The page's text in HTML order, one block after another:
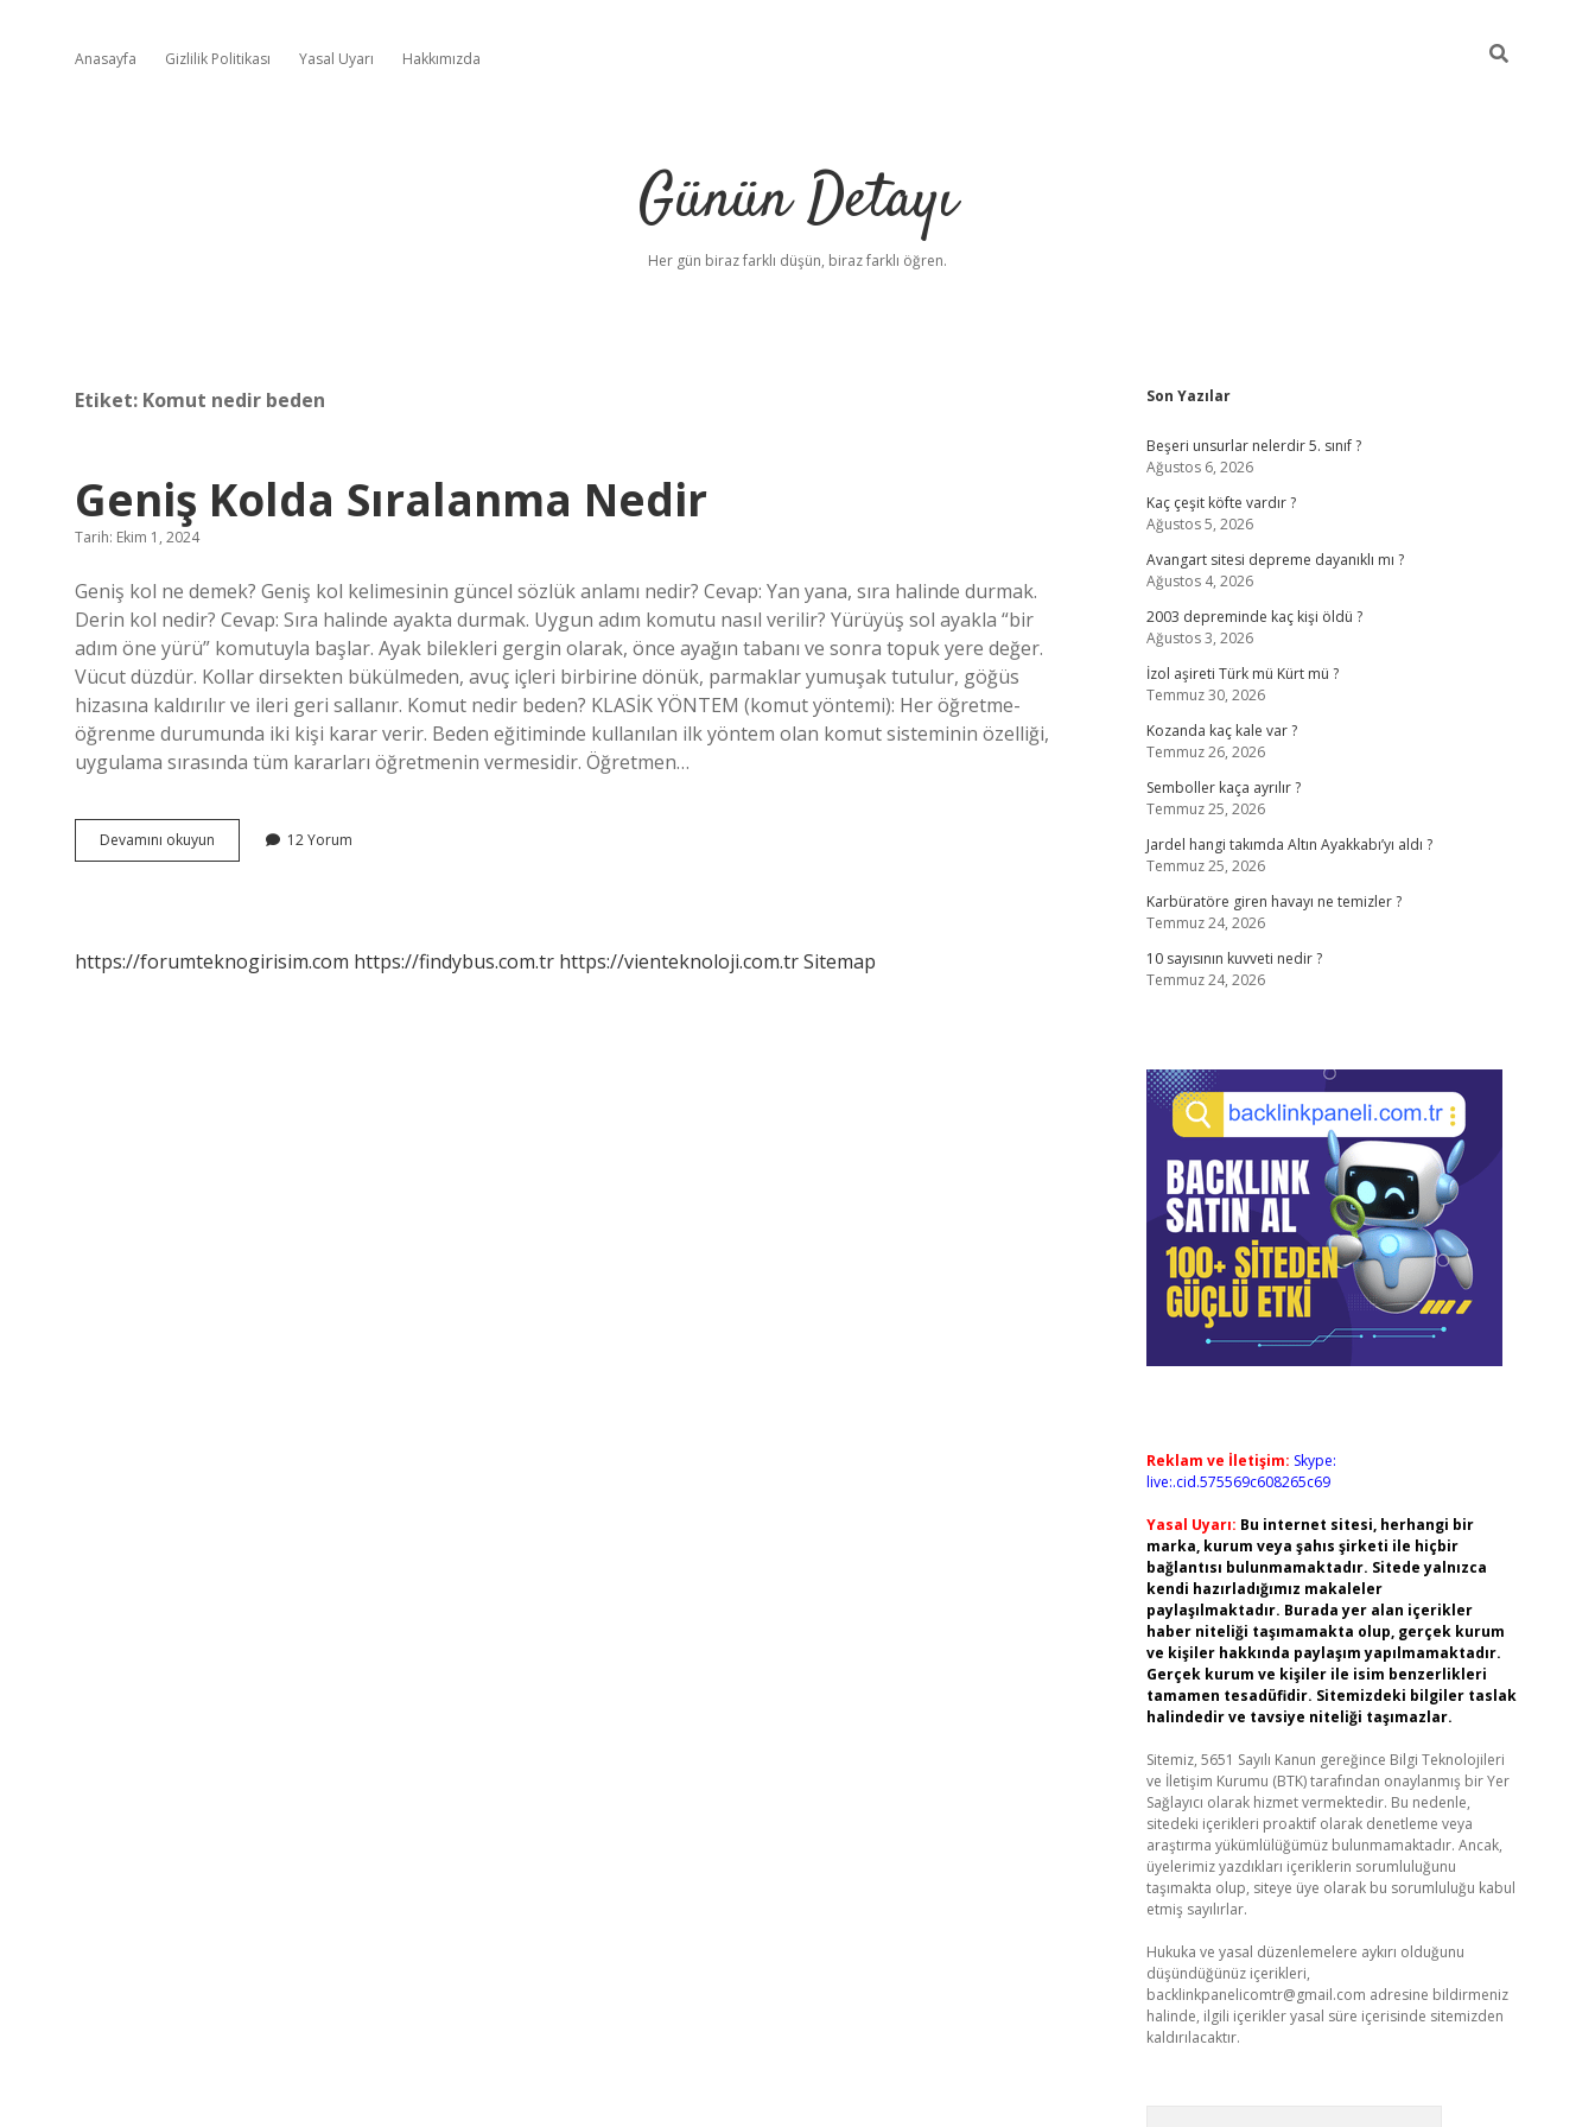
Anasayfa Gizlilik Politikası Yasal Uyarı Hakkımızda
Günün Detayı
Her gün biraz farklı düşün, biraz farklı öğren.
Etiket: Komut nedir beden
Geniş Kolda Sıralanma Nedir
Tarih: Ekim 1, 2024
Geniş kol ne demek? Geniş kol kelimesinin güncel sözlük anlamı nedir? Cevap: Yan yana, sıra halinde durmak.
Derin kol nedir? Cevap: Sıra halinde ayakta durmak. Uygun adım komutu nasıl verilir? Yürüyüş sol ayakla “bir
adım öne yürü” komutuyla başlar. Ayak bilekleri gergin olarak, önce ayağın tabanı ve sonra topuk yere değer.
Vücut düzdür. Kollar dirsekten bükülmeden, avuç içleri birbirine dönük, parmaklar yumuşak tutulur, göğüs
hizasına kaldırılır ve ileri geri sallanır. Komut nedir beden? KLASİK YÖNTEM (komut yöntemi): Her öğretme-
öğrenme durumunda iki kişi karar verir. Beden eğitiminde kullanılan ilk yöntem olan komut sisteminin özelliği,
uygulama sırasında tüm kararları öğretmenin vermesidir. Öğretmen…
Devamını okuyun
Kolda
12 Yorum
https://forumteknogirisim.com https://findybus.com.tr https://vienteknoloji.com.trSitemap
Sidebar
Son Yazılar
Beşeri unsurlar nelerdir 5. sınıf ?
Ağustos 6, 2026
Kaç çeşit köfte vardır ?
Ağustos 5, 2026
Avangart sitesi depreme dayanıklı mı ?
Ağustos 4, 2026
2003 depreminde kaç kişi öldü ?
Ağustos 3, 2026
İzol aşireti Türk mü Kürt mü ?
Temmuz 30, 2026
Kozanda kaç kale var ?
Temmuz 26, 2026
Semboller kaça ayrılır ?
Temmuz 25, 2026
Jardel hangi takımda Altın Ayakkabı’yı aldı ?
Temmuz 25, 2026
Karbüratöre giren havayı ne temizler ?
Temmuz 24, 2026
10 sayısının kuvveti nedir ?
Temmuz 24, 2026
Reklam ve İletişim: Skype:
live:.cid.575569c608265c69
Yasal Uyarı: Bu internet sitesi, herhangi bir
marka, kurum veya şahıs şirketi ile hiçbir
bağlantısı bulunmamaktadır. Sitede yalnızca
kendi hazırladığımız makaleler
paylaşılmaktadır. Burada yer alan içerikler
haber niteliği taşımamakta olup, gerçek kurum
ve kişiler hakkında paylaşım yapılmamaktadır.
Gerçek kurum ve kişiler ile isim benzerlikleri
tamamen tesadüfidir. Sitemizdeki bilgiler taslak
halindedir ve tavsiye niteliği taşımazlar.
Sitemiz, 5651 Sayılı Kanun gereğince Bilgi Teknolojileri
ve İletişim Kurumu (BTK) tarafından onaylanmış bir Yer
Sağlayıcı olarak hizmet vermektedir. Bu nedenle,
sitedeki içerikleri proaktif olarak denetleme veya
araştırma yükümlülüğümüz bulunmamaktadır. Ancak,
üyelerimiz yazdıkları içeriklerin sorumluluğunu
taşımakta olup, siteye üye olarak bu sorumluluğu kabul
etmiş sayılırlar.
Hukuka ve yasal düzenlemelere aykırı olduğunu
düşündüğünüz içerikleri,
backlinkpanelicomtr@gmail.com adresine bildirmeniz
halinde, ilgili içerikler yasal süre içerisinde sitemizden
kaldırılacaktır.